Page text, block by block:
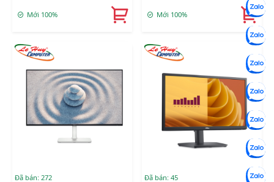
Mới 100% Mới 100%
Đã bán: 272 Đã bán: 45